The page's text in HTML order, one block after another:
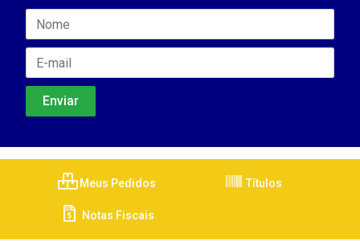
Meus Pedidos Títulos
Notas Fiscais